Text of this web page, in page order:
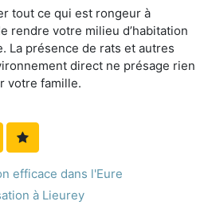
tout ce qui est rongeur à
rendre votre milieu d’habitation
La présence de rats et autres
direct ne présage rien
votre famille.
efficace dans l'Eure
à Lieurey